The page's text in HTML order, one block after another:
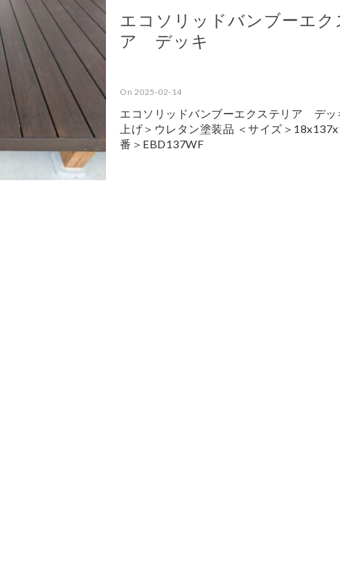
エコソリッドバンブーエク
ア デッキ
On 2025-02-14
エコソリッドバンブーエクステリア デッ
上げ＞ウレタン塗装品 ＜サイズ＞
番＞EBD137WF